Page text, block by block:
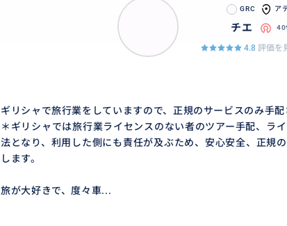
GRC ア
チエ 40
4.8 評価を
ギリシャで旅行業をしていますので、正規のサービスのみ手
＊ギリシャでは旅行業ライセンスのない者のツアー手配、ラ
法となり、利用した側にも責任が及ぶため、安心安全、正規
します。
旅が大好きで、度々車...